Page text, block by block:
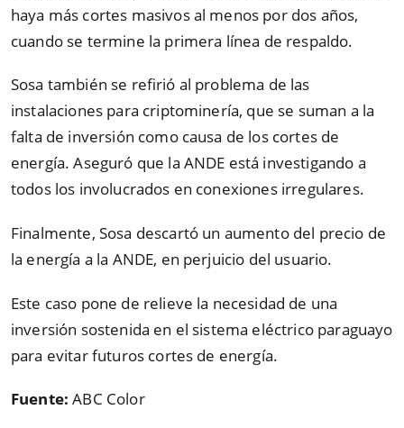
haya más cortes masivos al menos por dos años,
cuando se termine la primera línea de respaldo.
Sosa también se refirió al problema de las
instalaciones para criptominería, que se suman a la
falta de inversión como causa de los cortes de
energía. Aseguró que la ANDE está investigando a
todos los involucrados en conexiones irregulares.
Finalmente, Sosa descartó un aumento del precio de
la energía a la ANDE, en perjuicio del usuario.
Este caso pone de relieve la necesidad de una
inversión sostenida en el sistema eléctrico paraguayo
para evitar futuros cortes de energía.
Fuente:ABC Color